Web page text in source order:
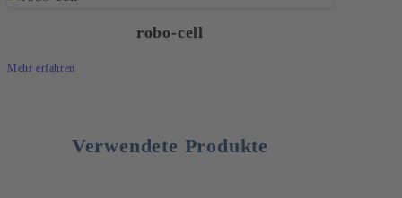
robo-cell
Mehr erfahren
Verwendete Produkte